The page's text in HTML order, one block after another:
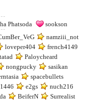
Phatsoda
sookson
namziii_not
loveper404
french4149
Paloycheard
nongpucky
sasikan
spacebullets
e2gs
nuch216
BeiferN
Surrealist